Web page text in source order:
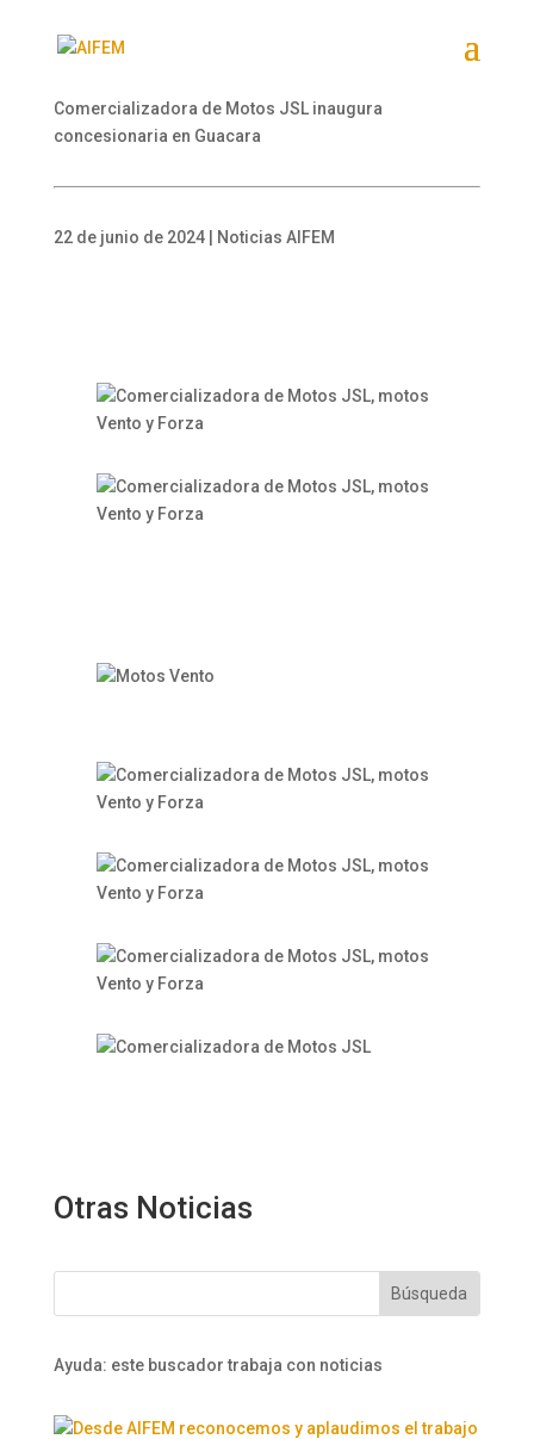
Comercializadora de Motos JSL inaugura
concesionaria en Guacara
22 de junio de 2024 | Noticias AIFEM
Otras Noticias
Ayuda: este buscador trabaja con noticias